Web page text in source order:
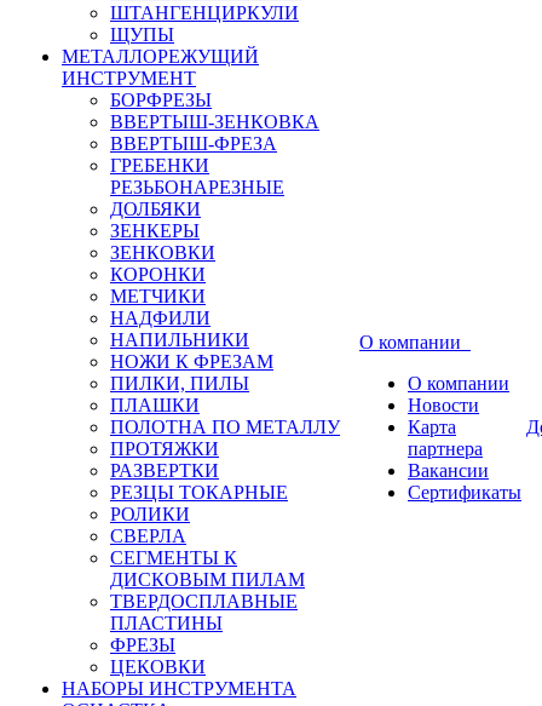
ШТАНГЕНЦИРКУЛИ
ЩУПЫ
МЕТАЛЛОРЕЖУЩИЙ
ИНСТРУМЕНТ
БОРФРЕЗЫ
ВВЕРТЫШ-ЗЕНКОВКА
ВВЕРТЫШ-ФРЕЗА
ГРЕБЕНКИ
РЕЗЬБОНАРЕЗНЫЕ
ДОЛБЯКИ
ЗЕНКЕРЫ
ЗЕНКОВКИ
КОРОНКИ
МЕТЧИКИ
НАДФИЛИ
НАПИЛЬНИКИ
НОЖИ К ФРЕЗАМ
ПИЛКИ, ПИЛЫ
ПЛАШКИ
ПОЛОТНА ПО МЕТАЛЛУ
ПРОТЯЖКИ
РАЗВЕРТКИ
РЕЗЦЫ ТОКАРНЫЕ
РОЛИКИ
СВЕРЛА
СЕГМЕНТЫ К
ДИСКОВЫМ ПИЛАМ
ТВЕРДОСПЛАВНЫЕ
ПЛАСТИНЫ
ФРЕЗЫ
ЦЕКОВКИ
НАБОРЫ ИНСТРУМЕНТА
О компании
О компании
Новости
Карта
партнера
Вакансии
Сертификаты